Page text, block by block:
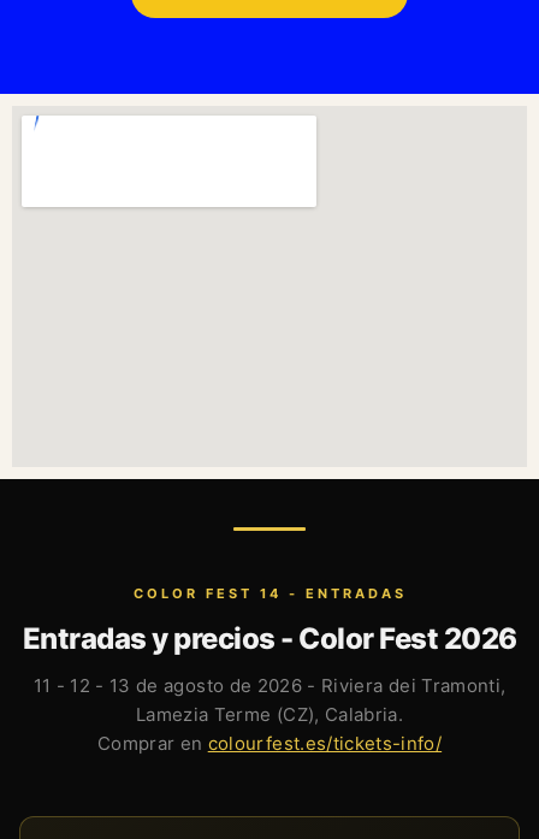
COLOR FEST 14 - ENTRADAS
Entradas y precios - Color Fest 2026
11 - 12 - 13 de agosto de 2026 - Riviera dei Tramonti,
Lamezia Terme (CZ), Calabria.
Comprar en colourfest.es/tickets-info/